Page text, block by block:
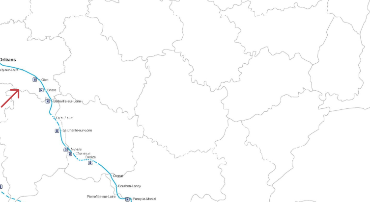
CAMINO DE PARÍS
Comienza en la capital y se une a la red de senderos de Normandía hasta el Monte. Combina tramos urbanos y rurales antes de unirse a las grandes rutas históricas.
&
D'ORLEANS CHARTRES
el valle del Loira con Normandía, pasando por la catedral de Chartres. La ruta pasa por Le Perche, los bosques de Orleans y la zona de Mortain.
Une los territorios atlánticos con las rutas religiosas históricas.